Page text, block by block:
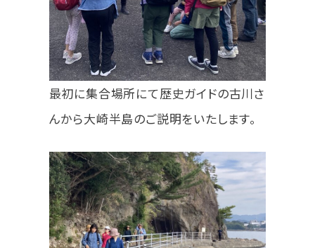
最初に集合場所にて歴史ガイドの古川さ
んから大崎半島のご説明をいたします。